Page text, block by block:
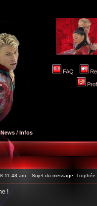
FAQ
News / Infos
11:48 am Sujet du message: Trophée
!